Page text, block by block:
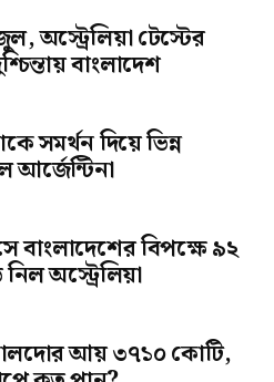
অস্ট্রেলিয়া টেস্টের
বাংলাদেশ
সমর্থন দিয়ে ভিন্ন
আর্জেন্টিনা
বাংলাদেশের বিপক্ষে ৯২
অস্ট্রেলিয়া
আয় ৩৭১০ কোটি,